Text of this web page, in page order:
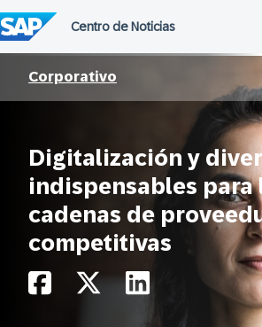
al
contenido
Corporativo
Digitalización y
indispensables para
cadenas de
competitivas